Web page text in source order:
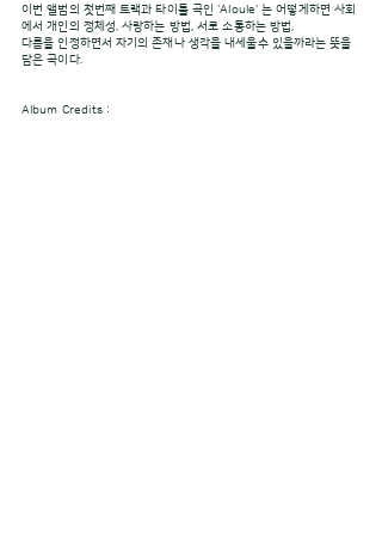
이번 앨범의 첫번째 트랙과 타이틀 곡인 'Aloule' 는 어떻게하면 사회
에서 개인의 정체성, 사랑하는 방법, 서로 소통하는 방법,
다름을 인정하면서 자기의 존재나 생각을 내세울수 있을까라는 뜻을
담은 곡이다.
Album Credits :